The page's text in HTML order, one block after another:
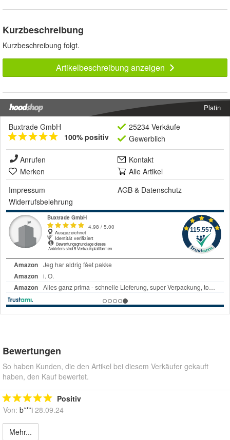
Kurzbeschreibung
Kurzbeschreibung folgt.
Artikelbeschreibung anzeigen
Platin
Buxtrade GmbH
100% positiv
25234 Verkäufe
Gewerblich
Anrufen
Kontakt
Merken
Alle Artikel
Impressum
AGB & Datenschutz
Widerrufsbelehrung
Bewertungen
So haben Kunden, die den Artikel bei diesem Verkäufer gekauft
haben, den Kauf bewertet.
Positiv
Von: b***i 28.09.24
Mehr...